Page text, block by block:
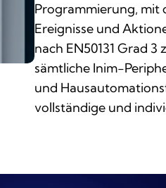
Programmierung, mit
Ereignisse und
nach EN50131 Grad
sämtliche Inim-
und
vollständige und